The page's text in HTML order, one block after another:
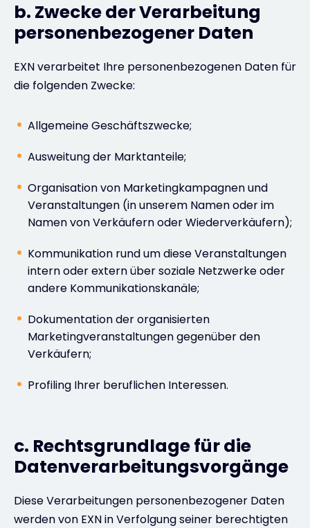
b. Zwecke der Verarbeitung
personenbezogener Daten
EXN verarbeitet Ihre personenbezogenen Daten für
die folgenden Zwecke:
Allgemeine Geschäftszwecke;
Ausweitung der Marktanteile;
Organisation von Marketingkampagnen und
Veranstaltungen (in unserem Namen oder im
Namen von Verkäufern oder Wiederverkäufern);
Kommunikation rund um diese Veranstaltungen
intern oder extern über soziale Netzwerke oder
andere Kommunikationskanäle;
Dokumentation der organisierten
Marketingveranstaltungen gegenüber den
Verkäufern;
Profiling Ihrer beruflichen Interessen.
c. Rechtsgrundlage für die
Datenverarbeitungsvorgänge
Diese Verarbeitungen personenbezogener Daten
werden von EXN in Verfolgung seiner berechtigten